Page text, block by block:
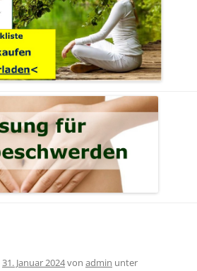
31. Januar 2024von admin unter